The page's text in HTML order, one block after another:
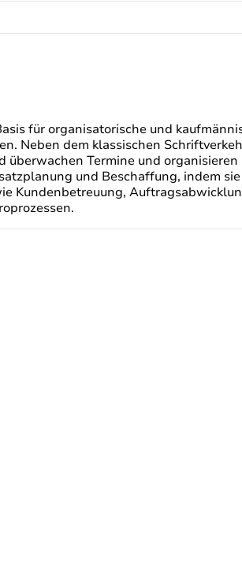
für organisatorische und
Neben dem klassischen
Termine und organisieren
und Beschaffung, indem
Kundenbetreuung,